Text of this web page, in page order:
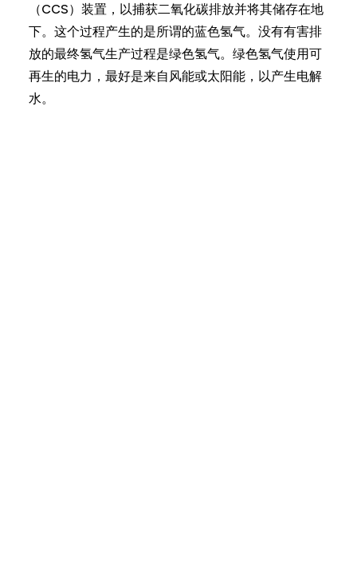
（CCS）装置，以捕获二氧化碳排放并将其储存在地
下。这个过程产生的是所谓的蓝色氢气。没有有害排
放的最终氢气生产过程是绿色氢气。绿色氢气使用可
再生的电力，最好是来自风能或太阳能，以产生电解
水。